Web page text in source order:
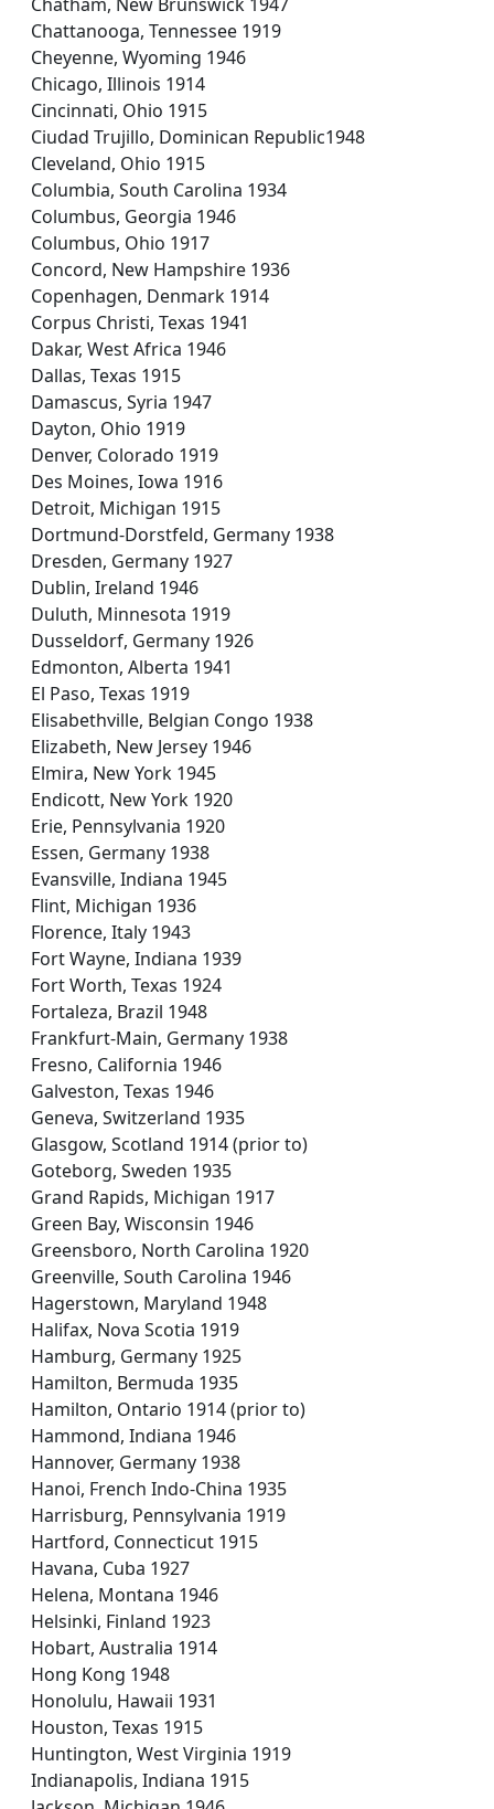
Chattanooga, Tennessee 1919
Cheyenne, Wyoming 1946
Chicago, Illinois 1914
Cincinnati, Ohio 1915
Ciudad Trujillo, Dominican Republic1948
Cleveland, Ohio 1915
Columbia, South Carolina 1934
Columbus, Georgia 1946
Columbus, Ohio 1917
Concord, New Hampshire 1936
Copenhagen, Denmark 1914
Corpus Christi, Texas 1941
Dakar, West Africa 1946
Dallas, Texas 1915
Damascus, Syria 1947
Dayton, Ohio 1919
Denver, Colorado 1919
Des Moines, Iowa 1916
Detroit, Michigan 1915
Dortmund-Dorstfeld, Germany 1938
Dresden, Germany 1927
Dublin, Ireland 1946
Duluth, Minnesota 1919
Dusseldorf, Germany 1926
Edmonton, Alberta 1941
El Paso, Texas 1919
Elisabethville, Belgian Congo 1938
Elizabeth, New Jersey 1946
Elmira, New York 1945
Endicott, New York 1920
Erie, Pennsylvania 1920
Essen, Germany 1938
Evansville, Indiana 1945
Flint, Michigan 1936
Florence, Italy 1943
Fort Wayne, Indiana 1939
Fort Worth, Texas 1924
Fortaleza, Brazil 1948
Frankfurt-Main, Germany 1938
Fresno, California 1946
Galveston, Texas 1946
Geneva, Switzerland 1935
Glasgow, Scotland 1914 (prior to)
Goteborg, Sweden 1935
Grand Rapids, Michigan 1917
Green Bay, Wisconsin 1946
Greensboro, North Carolina 1920
Greenville, South Carolina 1946
Hagerstown, Maryland 1948
Halifax, Nova Scotia 1919
Hamburg, Germany 1925
Hamilton, Bermuda 1935
Hamilton, Ontario 1914 (prior to)
Hammond, Indiana 1946
Hannover, Germany 1938
Hanoi, French Indo-China 1935
Harrisburg, Pennsylvania 1919
Hartford, Connecticut 1915
Havana, Cuba 1927
Helena, Montana 1946
Helsinki, Finland 1923
Hobart, Australia 1914
Hong Kong 1948
Honolulu, Hawaii 1931
Houston, Texas 1915
Huntington, West Virginia 1919
Indianapolis, Indiana 1915